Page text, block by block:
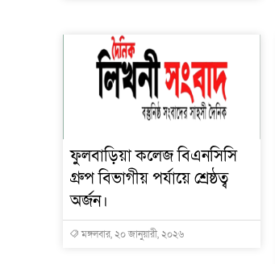
ফুলবাড়িয়া কলেজ বিএনসিসি
গ্রুপ বিভাগীয় পর্যায়ে শ্রেষ্ঠত্ব
অর্জন।
মঙ্গলবার, ২০ জানুয়ারী, ২০২৬